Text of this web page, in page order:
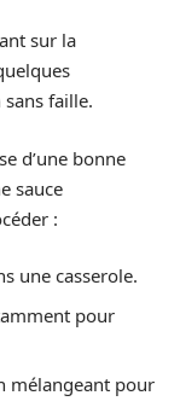
sur la
faille.
d’une bonne
sauce
:
une casserole.
pour
mélangeant pour